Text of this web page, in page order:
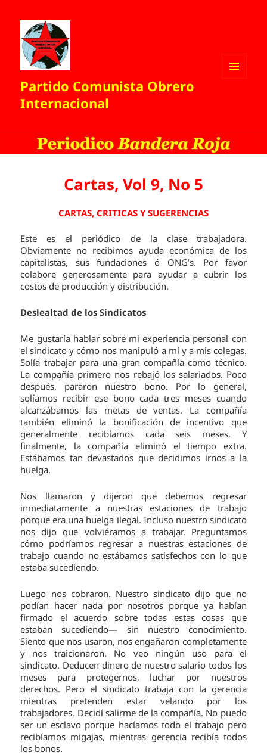
Partido Comunista Obrero
Internacional
Cartas, Vol 9, No 5
CARTAS, CRITICAS Y SUGERENCIAS
Este es el periódico de la clase trabajadora.
Obviamente no recibimos ayuda económica de los
capitalistas, sus fundaciones ó ONG’s. Por favor
colabore generosamente para ayudar a cubrir los
costos de producción y distribución.
Deslealtad de los Sindicatos
Me gustaría hablar sobre mi experiencia personal con
el sindicato y cómo nos manipuló a mí y a mis colegas.
Solía trabajar para una gran compañía como técnico.
La compañía primero nos rebajó los salariados. Poco
después, pararon nuestro bono. Por lo general,
solíamos recibir ese bono cada tres meses cuando
alcanzábamos las metas de ventas. La compañía
también eliminó la bonificación de incentivo que
generalmente recibíamos cada seis meses. Y
finalmente, la compañía eliminó el tiempo extra.
Estábamos tan devastados que decidimos irnos a la
huelga.
Nos llamaron y dijeron que debemos regresar
inmediatamente a nuestras estaciones de trabajo
porque era una huelga ilegal. Incluso nuestro sindicato
nos dijo que volviéramos a trabajar. Preguntamos
cómo podríamos regresar a nuestras estaciones de
trabajo cuando no estábamos satisfechos con lo que
estaba sucediendo.
Luego nos cobraron. Nuestro sindicato dijo que no
podían hacer nada por nosotros porque ya habían
firmado el acuerdo sobre todas estas cosas que
estaban sucediendo— sin nuestro conocimiento.
Siento que nos usaron, nos engañaron completamente
y nos traicionaron. No veo ningún uso para el
sindicato. Deducen dinero de nuestro salario todos los
meses para protegernos, luchar por nuestros
derechos. Pero el sindicato trabaja con la gerencia
mientras pretenden estar velando por los
trabajadores. Decidí salirme de la compañía. No puedo
ser un esclavo porque hacíamos todo el trabajo pero
recibíamos migajas, mientras gerencia recibía todos
los bonos.